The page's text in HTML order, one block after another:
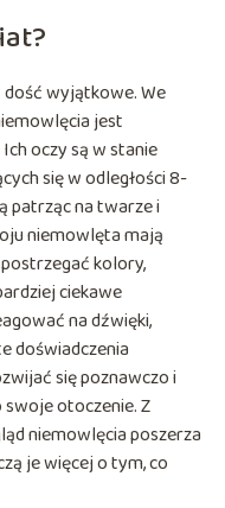
wyjątkowe. We
jest
oczy są w stanie
się w odległości 8-
patrząc na twarze i
niemowlęta mają
kolory,
ciekawe
na dźwięki,
doświadczenia
się poznawczo i
otoczenie. Z
niemowlęcia poszerza
je więcej o tym, co